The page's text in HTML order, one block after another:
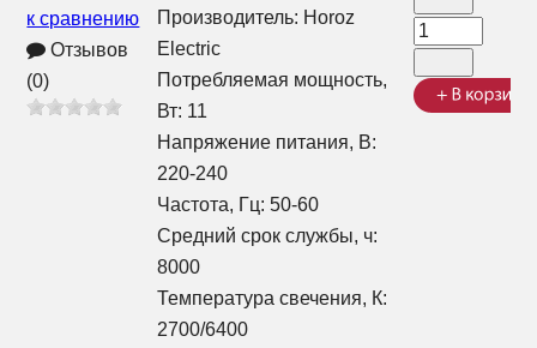
к сравнению
Отзывов
(0)
Производитель: Horoz
Electric
Потребляемая мощность,
Вт: 11
Напряжение питания, В:
220-240
Частота, Гц: 50-60
Средний срок службы, ч:
8000
Температура свечения, К:
2700/6400